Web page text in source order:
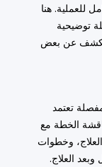
للعملية. هنا
توضيحية
عن بعض
تعتمد
الخطة مع
وخطوات
وبعد العلاج.